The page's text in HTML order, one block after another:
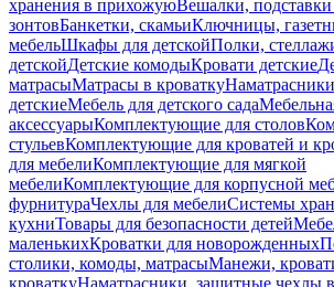
хранения в прихожуюВешалки, подставки
зонтовБанкетки, скамьиКлючницы,
мебельШкафы для детскойПолки,
детскойДетские комодыКровати детские
матрасыМатрасы в кроватку
детскиеМебель для детского сада
аксессуарыКомплектующие для столов
стульевКомплектующие для кроватей и
для мебелиКомплектующие для мягкой
мебелиКомплектующие для корпусной
фурнитураЧехлы для мебелиСистемы
кухниТовары для безопасности детей
маленькихКроватки для новорожденных
столики, комоды, матрасыМанежи,
кроваткуНаматрасники, защитные чехлы